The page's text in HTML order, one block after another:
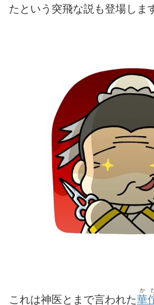
たという突飛な説も登場しま
これは神医とまで言われた華
か